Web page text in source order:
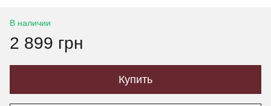
В наличии
2 899 грн
Купить